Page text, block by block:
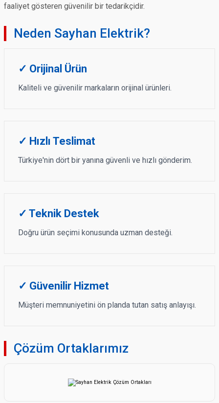
faaliyet gösteren güvenilir bir tedarikçidir.
Neden Sayhan Elektrik?
✓ Orijinal Ürün
Kaliteli ve güvenilir markaların orijinal ürünleri.
✓ Hızlı Teslimat
Türkiye'nin dört bir yanına güvenli ve hızlı gönderim.
✓ Teknik Destek
Doğru ürün seçimi konusunda uzman desteği.
✓ Güvenilir Hizmet
Müşteri memnuniyetini ön planda tutan satış anlayışı.
Çözüm Ortaklarımız